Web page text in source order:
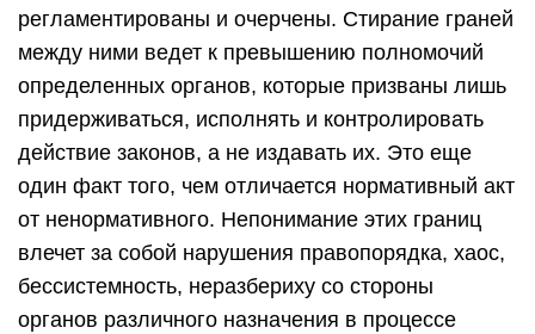
регламентированы и очерчены. Стирание граней
между ними ведет к превышению полномочий
определенных органов, которые призваны лишь
придерживаться, исполнять и контролировать
действие законов, а не издавать их. Это еще
один факт того, чем отличается нормативный акт
от ненормативного. Непонимание этих границ
влечет за собой нарушения правопорядка, хаос,
бессистемность, неразбериху со стороны
органов различного назначения в процессе